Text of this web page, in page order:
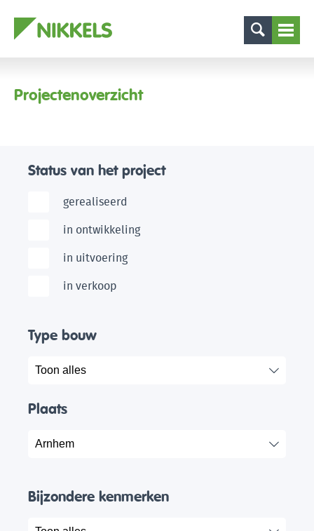
Projectenoverzicht
Status van het project
gerealiseerd
in ontwikkeling
in uitvoering
in verkoop
Type bouw
Plaats
Bijzondere kenmerken